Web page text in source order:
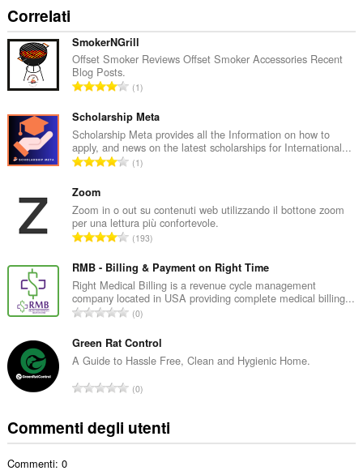
Correlati
SmokerNGrill
Offset Smoker Reviews Offset Smoker Accessories Recent
Blog Posts.
N
m
e
r
o
t
a
e
d
i
g
u
d
z
:
1
Scholarship Meta
Scholarship Meta provides all the Information on how to
apply, and news on the latest scholarships for International...
N
e
r
o
o
t
a
e
d
g
u
d
1
Zoom
Zoom in o out su contenuti web utilizzando il bottone zoom
per una lettura più confortevole.
N
m
e
r
o
o
t
a
d
i
193
RMB - Billing & Payment on Right Time
Right Medical Billing is a revenue cycle management
company located in USA providing complete medical billing...
N
m
e
o
o
t
0
Green Rat Control
A Guide to Hassle Free, Clean and Hygienic Home.
N
e
0
Commenti degli utenti
Commenti: 0